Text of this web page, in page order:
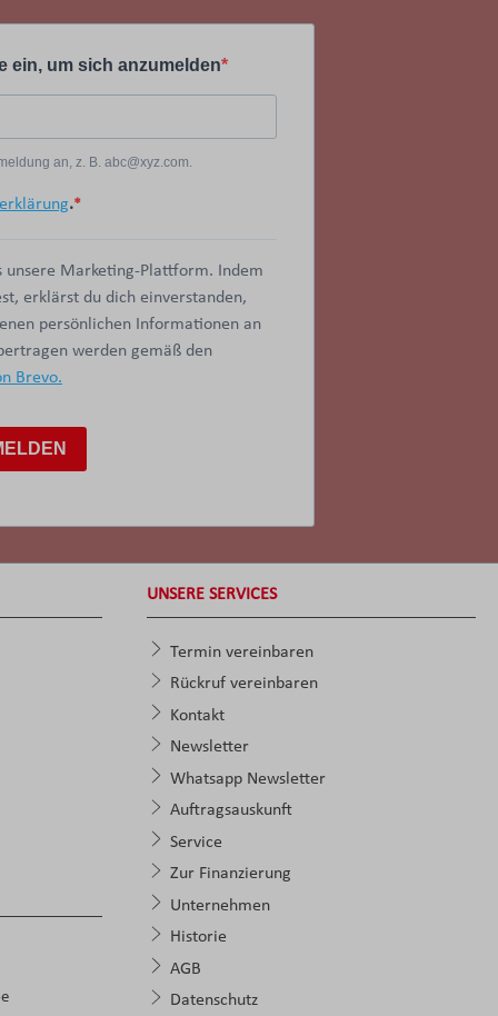
ein, um sich anzumelden
an, z. B. abc@xyz.com.
.
unsere Marketing-Plattform. Indem
erklärst du dich einverstanden,
persönlichen Informationen an
werden gemäß den
Brevo.
UNSERE SERVICES
Termin vereinbaren
Rückruf vereinbaren
Kontakt
Newsletter
Whatsapp Newsletter
Auftragsauskunft
Service
Zur Finanzierung
Unternehmen
Historie
AGB
Datenschutz